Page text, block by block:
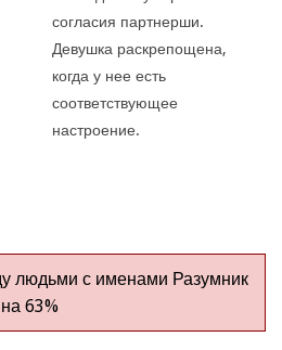
согласия партнерши.
Девушка раскрепощена,
когда у нее есть
соответствующее
настроение.
людьми с именами Разумник
63%